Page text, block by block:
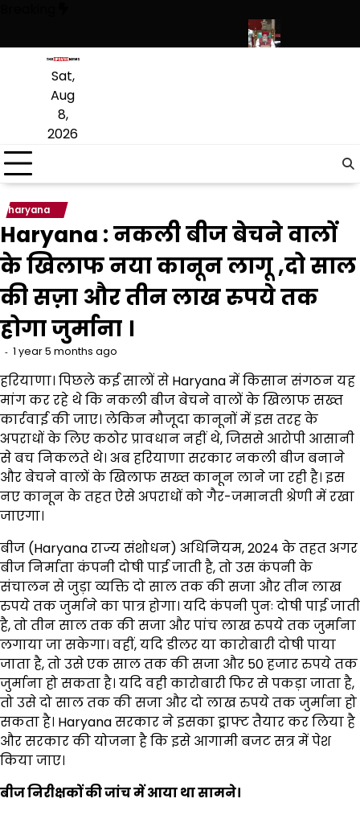
content
Sat,
Aug
8,
2026
haryana
Haryana : नकली बीज बेचने वालों
के खिलाफ नया कानून लागू ,दो साल
की सज़ा और तीन लाख रुपये तक
होगा जुर्माना ।
1 year 5 months ago
हरियाणा। पिछले कई सालों से Haryana में किसान संगठन यह
मांग कर रहे थे कि नकली बीज बेचने वालों के खिलाफ सख्त
कार्रवाई की जाए। लेकिन मौजूदा कानूनों में इस तरह के
अपराधों के लिए कठोर प्रावधान नहीं थे, जिससे आरोपी आसानी
से बच निकलते थे। अब हरियाणा सरकार नकली बीज बनाने
और बेचने वालों के खिलाफ सख्त कानून लाने जा रही है। इस
नए कानून के तहत ऐसे अपराधों को गैर-जमानती श्रेणी में रखा
जाएगा।
बीज (Haryana राज्य संशोधन) अधिनियम, 2024 के तहत अगर
बीज निर्माता कंपनी दोषी पाई जाती है, तो उस कंपनी के
संचालन से जुड़ा व्यक्ति दो साल तक की सजा और तीन लाख
रुपये तक जुर्माने का पात्र होगा। यदि कंपनी पुनः दोषी पाई जाती
है, तो तीन साल तक की सजा और पांच लाख रुपये तक जुर्माना
लगाया जा सकेगा। वहीं, यदि डीलर या कारोबारी दोषी पाया
जाता है, तो उसे एक साल तक की सजा और 50 हजार रुपये तक
जुर्माना हो सकता है। यदि वही कारोबारी फिर से पकड़ा जाता है,
तो उसे दो साल तक की सजा और दो लाख रुपये तक जुर्माना हो
सकता है। Haryana सरकार ने इसका ड्राफ्ट तैयार कर लिया है
और सरकार की योजना है कि इसे आगामी बजट सत्र में पेश
किया जाए।
बीज निरीक्षकों की जांच में आया था सामने।